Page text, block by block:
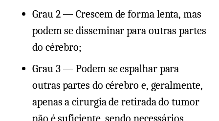
Grau 2 — Crescem de forma lenta, mas
podem se disseminar para outras partes
do cérebro;
Grau 3 — Podem se espalhar para
outras partes do cérebro e, geralmente,
apenas a cirurgia de retirada do tumor